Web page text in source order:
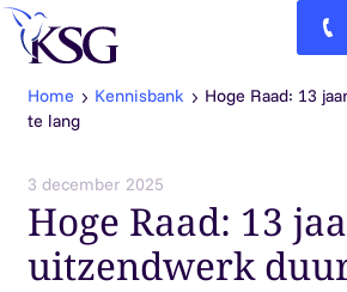
Skip to content
Home Kennisbank
Hoge Raad: 13
te lang
3 december 2025
Hoge Raad: 13
uitzendwerk